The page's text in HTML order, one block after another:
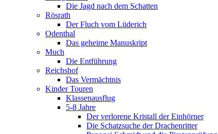
Die Jagd nach dem Schatten
Rösrath
Der Fluch vom Lüderich
Odenthal
Das geheime Manuskript
Much
Die Entführung
Reichshof
Das Vermächtnis
Kinder Touren
Klassenausflug
5-8 Jahre
Der verlorene Kristall der Einhörner
Die Schatzsuche der Drachenritter